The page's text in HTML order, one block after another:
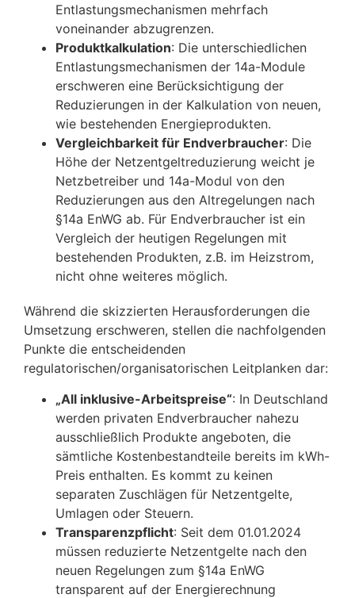
Entlastungsmechanismen mehrfach
voneinander abzugrenzen.
Produktkalkulation: Die unterschiedlichen
Entlastungsmechanismen der 14a-Module
erschweren eine Berücksichtigung der
Reduzierungen in der Kalkulation von neuen,
wie bestehenden Energieprodukten.
Vergleichbarkeit für Endverbraucher: Die
Höhe der Netzentgeltreduzierung weicht je
Netzbetreiber und 14a-Modul von den
Reduzierungen aus den Altregelungen nach
§14a EnWG ab. Für Endverbraucher ist ein
Vergleich der heutigen Regelungen mit
bestehenden Produkten, z.B. im Heizstrom,
nicht ohne weiteres möglich.
Während die skizzierten Herausforderungen die
Umsetzung erschweren, stellen die nachfolgenden
Punkte die entscheidenden
regulatorischen/organisatorischen Leitplanken dar:
„All inklusive-Arbeitspreise“: In Deutschland
werden privaten Endverbraucher nahezu
ausschließlich Produkte angeboten, die
sämtliche Kostenbestandteile bereits im kWh-
Preis enthalten. Es kommt zu keinen
separaten Zuschlägen für Netzentgelte,
Umlagen oder Steuern.
Transparenzpflicht: Seit dem 01.01.2024
müssen reduzierte Netzentgelte nach den
neuen Regelungen zum §14a EnWG
transparent auf der Energierechnung